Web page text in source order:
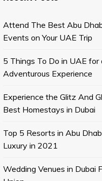
Attend The Best Abu
Events on Your UAE Trip
5 Things To Do in UAE for
Adventurous Experience
Experience the Glitz And
Best Homestays in Dubai
Top 5 Resorts in Abu
Luxury in 2021
Wedding Venues in Dubai